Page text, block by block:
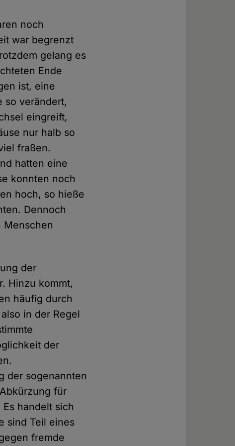
noch
war begrenzt
gelang es
Ende
ist, eine
so verändert,
eingreift,
nur halb so
fraßen.
hatten eine
konnten noch
hoch, so hieße
Dennoch
Menschen
der
Hinzu kommt,
häufig durch
in der Regel
der
der sogenannten
für
handelt sich
sind Teil eines
fremde